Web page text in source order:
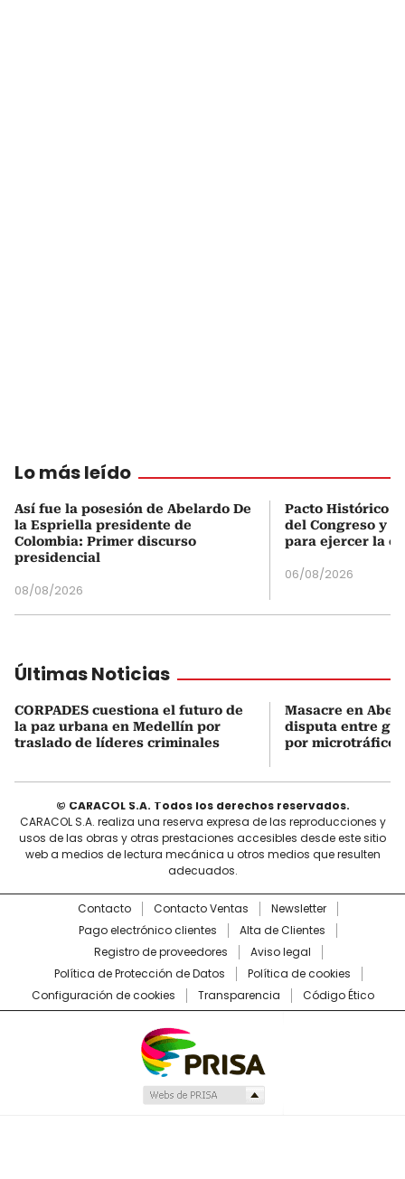
Lo más leído
Así fue la posesión de Abelardo De
la Espriella presidente de
Colombia: Primer discurso
presidencial
08/08/2026
Pacto Histórico
del Congreso y
para ejercer la
06/08/2026
Últimas Noticias
CORPADES cuestiona el futuro de
la paz urbana en Medellín por
traslado de líderes criminales
Masacre en
disputa entre
por microtráfico
© CARACOL S.A. Todos los derechos reservados.
CARACOL S.A. realiza una reserva expresa de las reproducciones y
usos de las obras y otras prestaciones accesibles desde este sitio
web a medios de lectura mecánica u otros medios que resulten
adecuados.
Contacto Contacto Ventas
Newsletter
Pago electrónico clientes
Alta de Clientes
Registro de proveedores
Aviso legal
Política de Protección de Datos
Política de cookies
Configuración de cookies
Transparencia Código Ético